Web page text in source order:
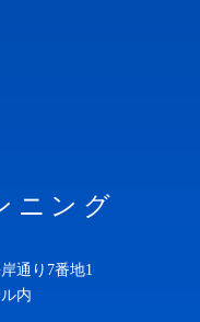
ニング
通り7番地1
内